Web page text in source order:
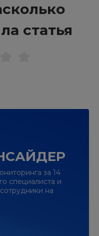
статья
за 14
специалиста и
на